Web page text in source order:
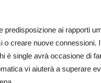
ai rapporti
o creare nuove connessioni.
è single avrà occasione di
vi aiuterà a superare